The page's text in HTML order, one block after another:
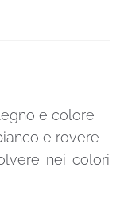
e colore
e rovere
nei colori